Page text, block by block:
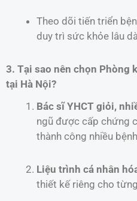
Theo dõi tiến triển
duy trì sức khỏe lâu
3. Tại sao nên chọn Phòng
tại Hà Nội?
Bác sĩ YHCT giỏi,
ngũ được cấp chứng
thành công nhiều
Liệu trình cá nhân
thiết kế riêng cho